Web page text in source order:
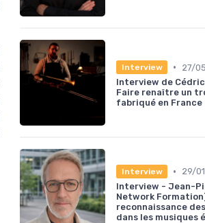
Interview •
27/
Interview de
Faire renaître un
fabriqué en France
Interview •
29/
Interview - Jean-
Network
reconnaissance
dans les musiques